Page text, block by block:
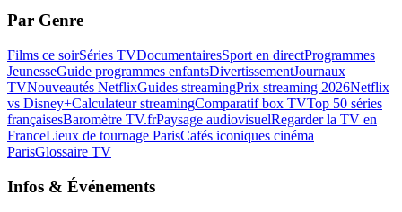
Par Genre
Films ce soirSéries TVDocumentairesSport en directProgrammes
JeunesseGuide programmes enfantsDivertissementJournaux
TVNouveautés NetflixGuides streamingPrix streaming 2026Netflix
vs Disney+Calculateur streamingComparatif box TVTop 50 séries
françaisesBaromètre TV.frPaysage audiovisuelRegarder la TV en
FranceLieux de tournage ParisCafés iconiques cinéma
ParisGlossaire TV
Infos & Événements